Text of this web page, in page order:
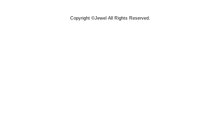
Copyright ©Jewel All Rights Reserved.